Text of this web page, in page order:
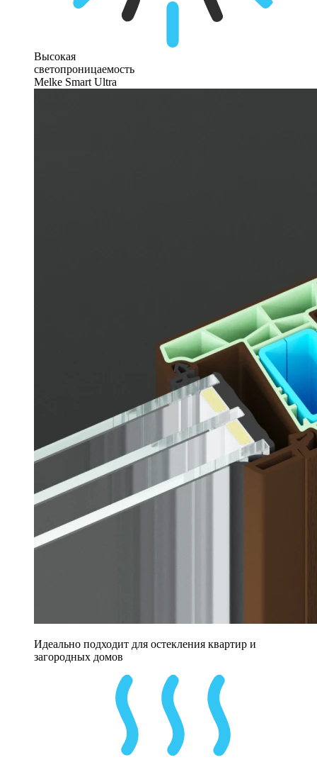
Высокая
светопроницаемость
Melke Smart Ultra
Идеально подходит для остекления квартир и
загородных домов